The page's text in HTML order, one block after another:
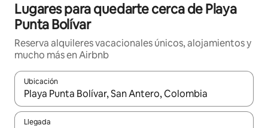
Lugares para quedarte cerca de Playa
Punta Bolívar
Reserva alquileres vacacionales únicos, alojamientos y
mucho más en Airbnb
Ubicación
Cuando los resultados estén disponibles, navega con las
Llegada